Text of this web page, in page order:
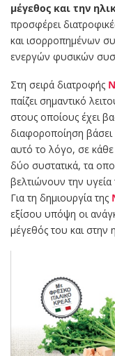
μέγεθος και την
προσφέρει
και ισορροπημένων
ενεργών φυσικών
Στη σειρά διατροφής
παίζει σημαντικό
στους οποίους έχει
διαφοροποίηση βάσει
αυτό το λόγο, σε
δύο συστατικά, τα
βελτιώνουν την υγεία
Για τη δημιουργία της
εξίσου υπόψη οι
μέγεθός του και στην